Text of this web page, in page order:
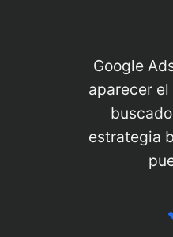
Google
aparecer
estrategia